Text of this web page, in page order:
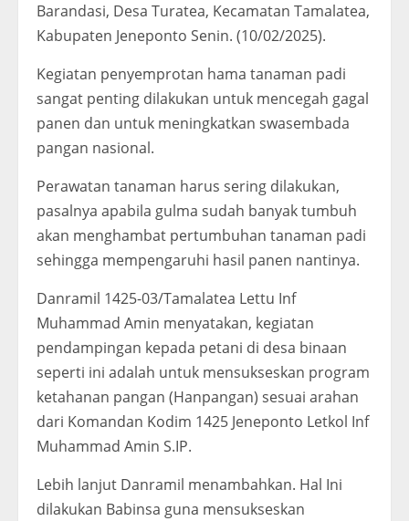
Barandasi, Desa Turatea, Kecamatan Tamalatea,
Kabupaten Jeneponto Senin. (10/02/2025).
Kegiatan penyemprotan hama tanaman padi
sangat penting dilakukan untuk mencegah gagal
panen dan untuk meningkatkan swasembada
pangan nasional.
Perawatan tanaman harus sering dilakukan,
pasalnya apabila gulma sudah banyak tumbuh
akan menghambat pertumbuhan tanaman padi
sehingga mempengaruhi hasil panen nantinya.
Danramil 1425-03/Tamalatea Lettu Inf
Muhammad Amin menyatakan, kegiatan
pendampingan kepada petani di desa binaan
seperti ini adalah untuk mensukseskan program
ketahanan pangan (Hanpangan) sesuai arahan
dari Komandan Kodim 1425 Jeneponto Letkol Inf
Muhammad Amin S.IP.
Lebih lanjut Danramil menambahkan. Hal Ini
dilakukan Babinsa guna mensukseskan